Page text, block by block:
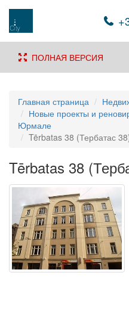
ПОЛНАЯ ВЕРСИЯ
Главная страница
Новые проекты и
Юрмале
Tērbatas 38 (Тербатас
Tērbatas 38